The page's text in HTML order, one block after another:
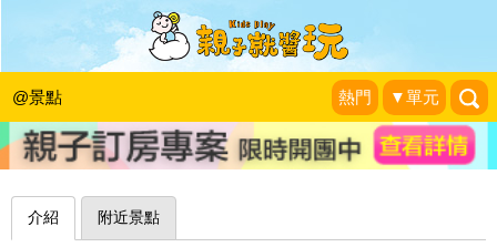
@景點 熱門 ▼單元
打保齡球不怕洗溝啦！大魯閣保齡球館
(淡水館)(已歇業)
蛋拔的遊玩日記|2014-07-30
介紹 附近景點